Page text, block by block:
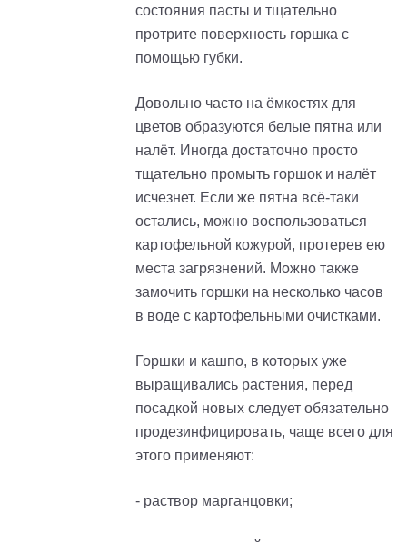
состояния пасты и тщательно
протрите поверхность горшка с
помощью губки.
Довольно часто на ёмкостях для
цветов образуются белые пятна или
налёт. Иногда достаточно просто
тщательно промыть горшок и налёт
исчезнет. Если же пятна всё-таки
остались, можно воспользоваться
картофельной кожурой, протерев ею
места загрязнений. Можно также
замочить горшки на несколько часов
в воде с картофельными очистками.
Горшки и кашпо, в которых уже
выращивались растения, перед
посадкой новых следует обязательно
продезинфицировать, чаще всего для
этого применяют:
- раствор марганцовки;